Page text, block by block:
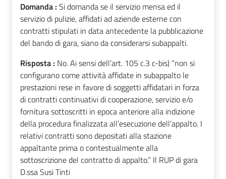
Domanda : Si domanda se il servizio mensa ed il
servizio di pulizie, affidati ad aziende esterne con
contratti stipulati in data antecedente la pubblicazione
del bando di gara, siano da considerarsi subappalti.
Risposta : No. Ai sensi dell’art. 105 c.3 c-bis) “non si
configurano come attività affidate in subappalto le
prestazioni rese in favore di soggetti affidatari in forza
di contratti continuativi di cooperazione, servizio e/o
fornitura sottoscritti in epoca anteriore alla indizione
della procedura finalizzata all’esecuzione dell’appalto. I
relativi contratti sono depositati alla stazione
appaltante prima o contestualmente alla
sottoscrizione del contratto di appalto.” Il RUP di gara
D.ssa Susi Tinti